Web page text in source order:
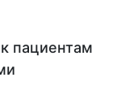
пациентам